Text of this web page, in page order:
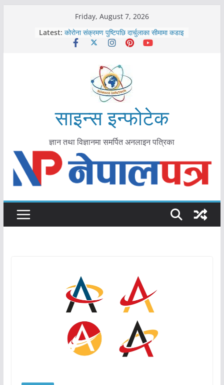
Friday, August 7, 2026
Latest:
काभ्रेपलाञ्चोकमा आयुर्वेद स्वास्थ्योपचारतर्फ
आकर्षण बढ्दै
कोरोना संक्रमण पुष्टिपछि दार्चुलाका सीमामा कडाइ
मकवानपुरमा खोरेत रोग विरुद्धको खोप लगाउन
आयुर्वेद चिकित्सा प्रणालीको भूमिका महत्वपूर्ण छ :
मुख्यमन्त्री शाह
साइन्स इन्फोटेक
ज्ञान तथा विज्ञानमा समर्पित अनलाइन पत्रिका